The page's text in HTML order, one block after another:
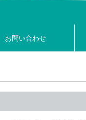
お問い合わせ